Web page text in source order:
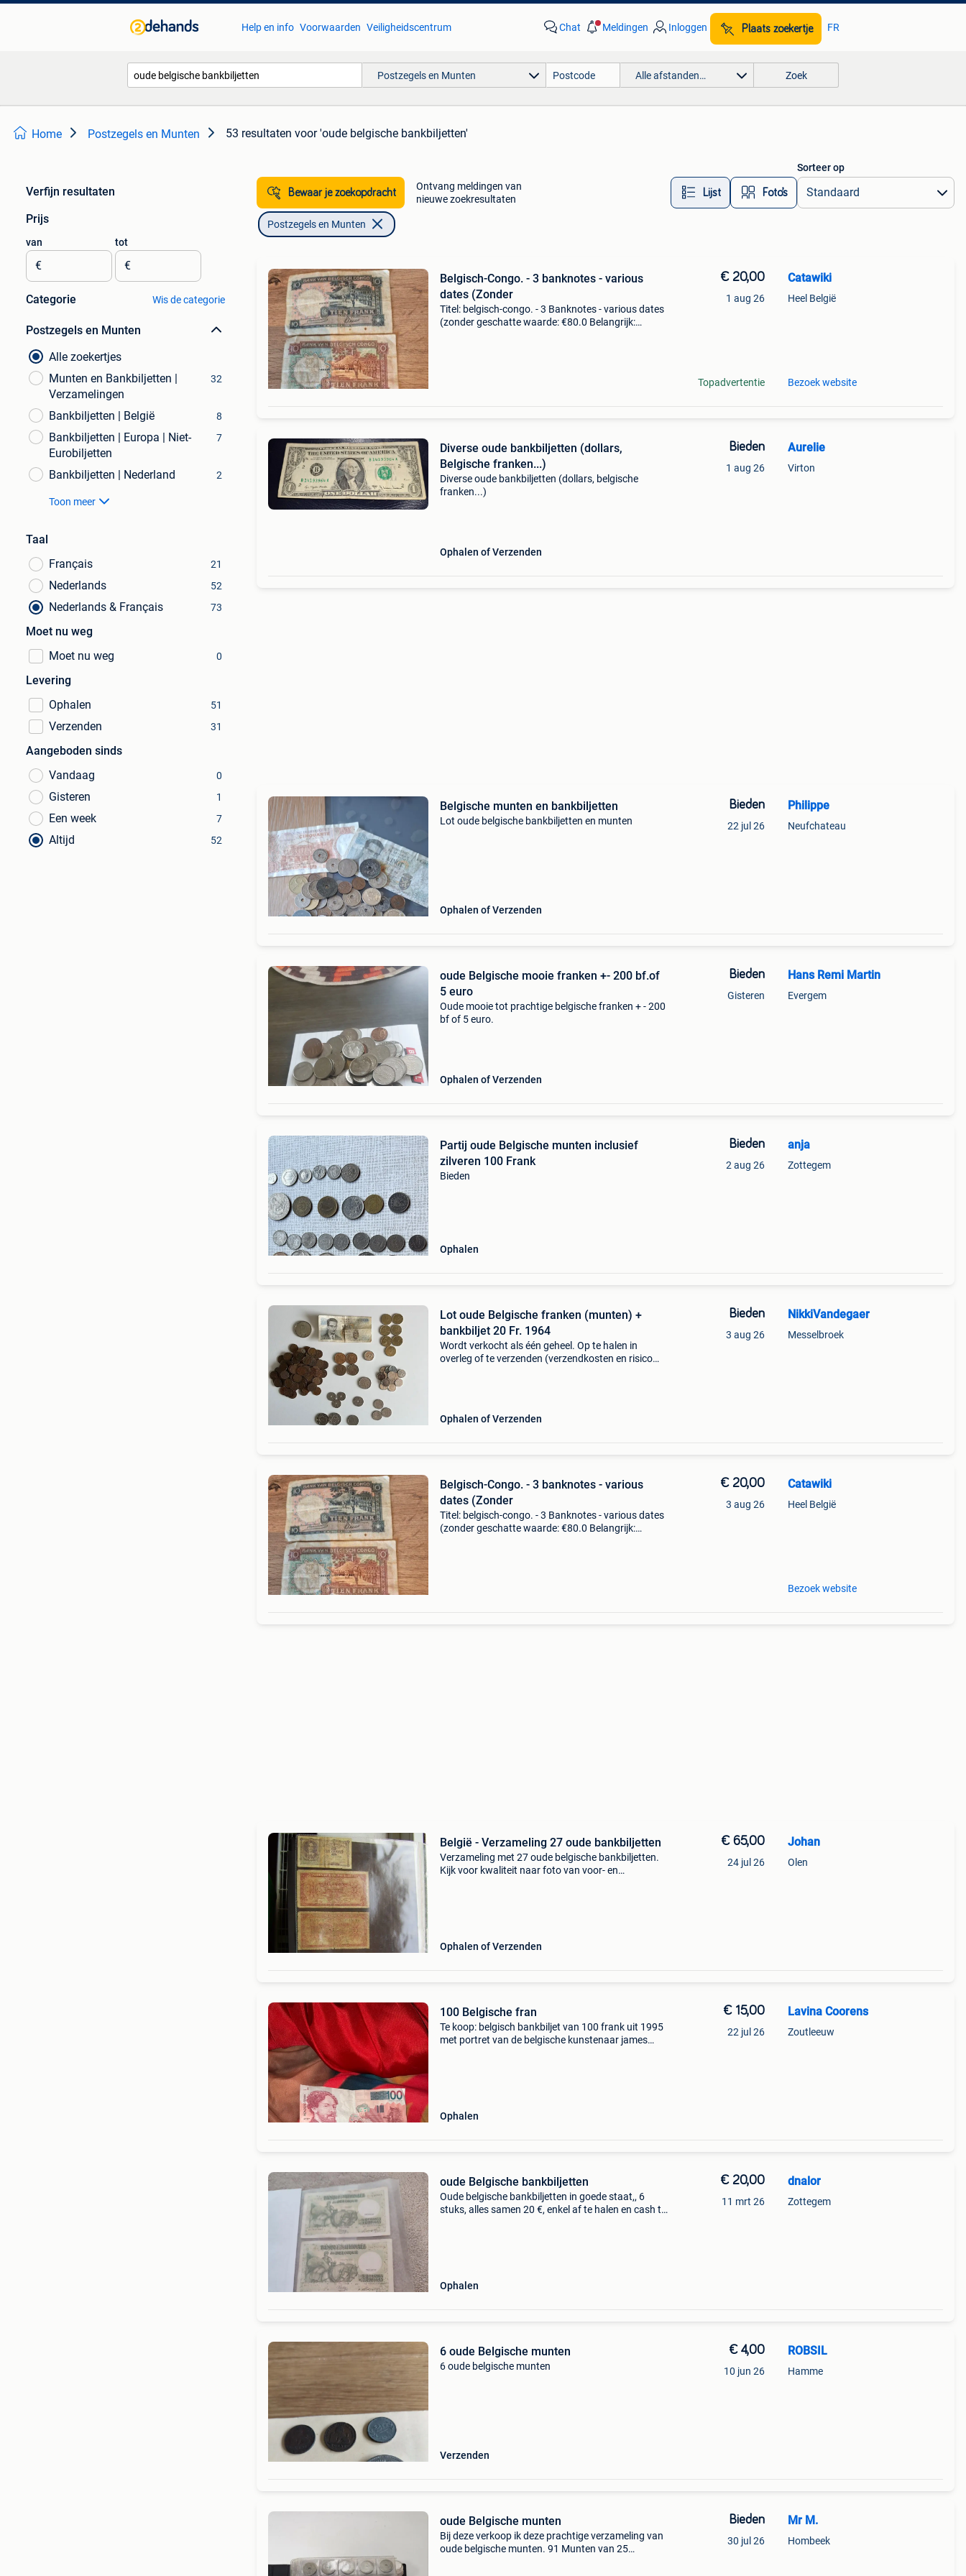
Help en info Voorwaarden Veiligheidscentrum Chat Meldingen Inloggen Plaats zoekertje FR
Postzegels en Munten Alle afstanden… Zoek
Home Postzegels en Munten 53 resultaten voor 'oude belgische bankbiljetten'
Verfijn resultaten
Prijs
van
€
tot
€
Categorie Wis de categorie
Postzegels en Munten
Alle zoekertjes
Munten en Bankbiljetten |
Verzamelingen
32
Bankbiljetten | België 8
Bankbiljetten | Europa | Niet-
Eurobiljetten
7
Bankbiljetten | Nederland 2
Toon meer
Taal
Français
21
Nederlands 52
Nederlands & Français 73
Moet nu weg
Moet nu weg
0
Levering
Ophalen
51
Verzenden 31
Aangeboden sinds
Vandaag
0
Gisteren 1
Een week 7
Altijd 52
Bewaar je zoekopdracht
Ontvang meldingen van
nieuwe zoekresultaten
Lijst Foto’s
Sorteer op
Postzegels en Munten
Belgisch-Congo. - 3 banknotes - various
dates (Zonder
Titel: belgisch-congo. - 3 Banknotes - various dates
(zonder geschatte waarde: €80.0 Belangrijk:
€ 20,00
1 aug 26
Topadvertentie
Catawiki
Heel België
Bezoek website
Diverse oude bankbiljetten (dollars,
Belgische franken...)
Diverse oude bankbiljetten (dollars, belgische
franken...)
Ophalen of Verzenden
Bieden
1 aug 26
Aurelie
Virton
Belgische munten en bankbiljetten
Lot oude belgische bankbiljetten en munten
Ophalen of Verzenden
Bieden
22 jul 26
Philippe
Neufchateau
oude Belgische mooie franken +- 200 bf.of
5 euro
Oude mooie tot prachtige belgische franken + - 200
bf of 5 euro.
Ophalen of Verzenden
Bieden
Gisteren
Hans Remi Martin
Evergem
Partij oude Belgische munten inclusief
zilveren 100 Frank
Bieden
Ophalen
Bieden
2 aug 26
anja
Zottegem
Lot oude Belgische franken (munten) +
bankbiljet 20 Fr. 1964
Wordt verkocht als één geheel. Op te halen in
overleg of te verzenden (verzendkosten en risico
Ophalen of Verzenden
Bieden
3 aug 26
NikkiVandegaer
Messelbroek
Belgisch-Congo. - 3 banknotes - various
dates (Zonder
Titel: belgisch-congo. - 3 Banknotes - various dates
(zonder geschatte waarde: €80.0 Belangrijk:
€ 20,00
3 aug 26
Catawiki
Heel België
Bezoek website
België - Verzameling 27 oude bankbiljetten
Verzameling met 27 oude belgische bankbiljetten.
Kijk voor kwaliteit naar foto van voor- en
Ophalen of Verzenden
€ 65,00
24 jul 26
Johan
Olen
100 Belgische fran
Te koop: belgisch bankbiljet van 100 frank uit 1995
met portret van de belgische kunstenaar james
Ophalen
€ 15,00
22 jul 26
Lavina Coorens
Zoutleeuw
oude Belgische bankbiljetten
Oude belgische bankbiljetten in goede staat,, 6
stuks, alles samen 20 €, enkel af te halen en cash te
Ophalen
€ 20,00
11 mrt 26
dnalor
Zottegem
6 oude Belgische munten
6 oude belgische munten
Verzenden
€ 4,00
10 jun 26
ROBSIL
Hamme
oude Belgische munten
Bij deze verkoop ik deze prachtige verzameling van
oude belgische munten. 91 Munten van 25
Bieden
30 jul 26
Mr M.
Hombeek